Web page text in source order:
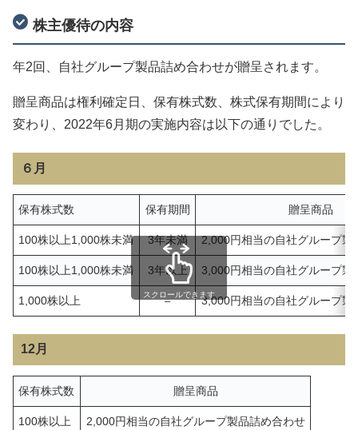
株主優待の内容
年2回、自社グループ製品詰め合わせが贈呈されます。
贈呈商品は権利確定日、保有株式数、株式保有期間により
変わり、2022年6月期の実施内容は以下の通りでした。
６月
保有株式数 保有期間 贈呈商品
100株以上1,000株未満 3年未満 2,000円相当の自社グループ製
100株以上1,000株未満 3年以上 3,000円相当の自社グループ製
1,000株以上 – 3,000円相当の自社グループ製
スクロールできます
12月
保有株式数 贈呈商品
100株以上 2,000円相当の自社グループ製品詰め合わせ